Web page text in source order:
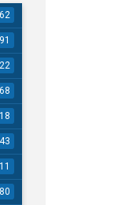
43
11